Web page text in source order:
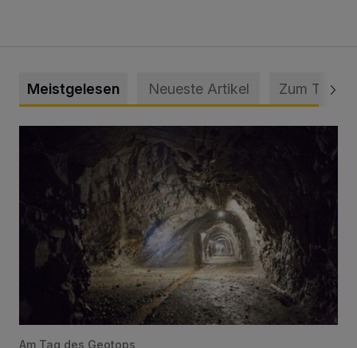
Meistgelesen Neueste Artikel Zum Thema
Am Tag des Geotops